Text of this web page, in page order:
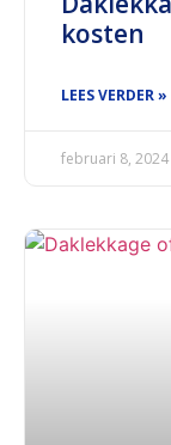
kosten
LEES VERDER »
februari 8, 2024